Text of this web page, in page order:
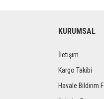
KURUMSAL
İletişim
Kargo Takibi
Havale Bildirim